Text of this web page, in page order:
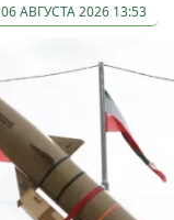
06 АВГУСТА 2026 13:53